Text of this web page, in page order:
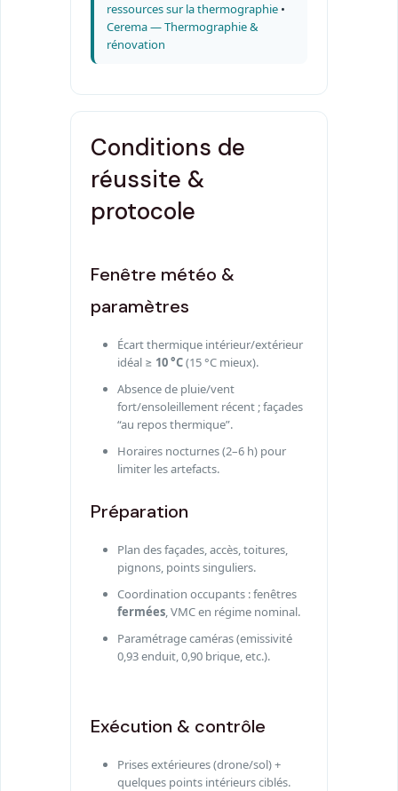
ressources sur la thermographie •
Cerema — Thermographie &
rénovation
Conditions de
réussite &
protocole
Fenêtre météo &
paramètres
Écart thermique intérieur/extérieur
idéal ≥ 10 °C(15 °C mieux).
Absence de pluie/vent
fort/ensoleillement récent ; façades
“au repos thermique”.
Horaires nocturnes (2–6 h) pour
limiter les artefacts.
Préparation
Plan des façades, accès, toitures,
pignons, points singuliers.
Coordination occupants : fenêtres
fermées, VMC en régime nominal.
Paramétrage caméras (emissivité
0,93 enduit, 0,90 brique, etc.).
Exécution & contrôle
Prises extérieures (drone/sol) +
quelques points intérieurs ciblés.